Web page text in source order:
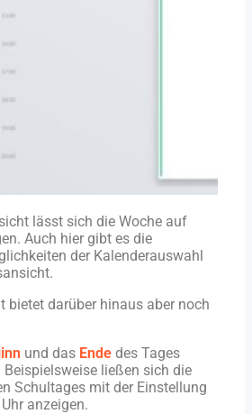
lässt sich die Woche auf
Auch hier gibt es die
der Kalenderauswahl
bietet darüber hinaus aber noch
und das Ende des Tages
ließen sich die
Schultages mit der Einstellung
anzeigen.